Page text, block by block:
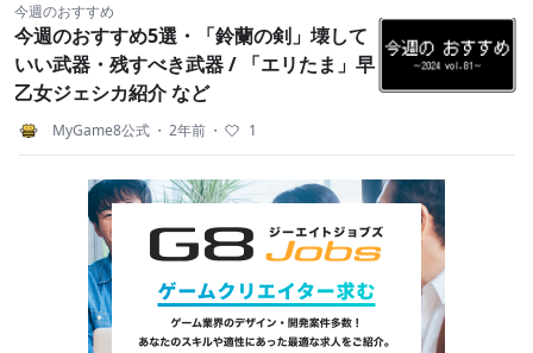
今週のおすすめ
今週のおすすめ5選・「鈴蘭の剣」壊して
いい武器・残すべき武器 / 「エリたま」早
乙女ジェシカ紹介 など
MyGame8公式 ・ 2年前 ・ 1